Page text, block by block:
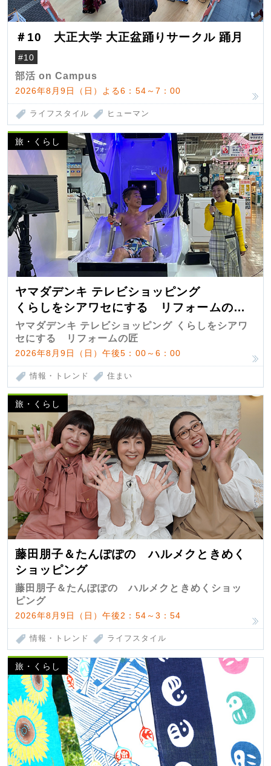
＃10 大正大学 大正盆踊りサークル 踊月
#10
部活 on Campus
2026年8月9日（日）よる6：54～7：00
ライフスタイル ヒューマン
旅・くらし
ヤマダデンキ テレビショッピング
くらしをシアワセにする リフォームの
匠 第7弾
ヤマダデンキ テレビショッピング くらしをシアワ
セにする リフォームの匠
2026年8月9日（日）午後5：00～6：00
情報・トレンド 住まい
旅・くらし
藤田朋子＆たんぽぽの ハルメクときめく
ショッピング
藤田朋子＆たんぽぽの ハルメクときめくショッ
ピング
2026年8月9日（日）午後2：54～3：54
情報・トレンド ライフスタイル
旅・くらし